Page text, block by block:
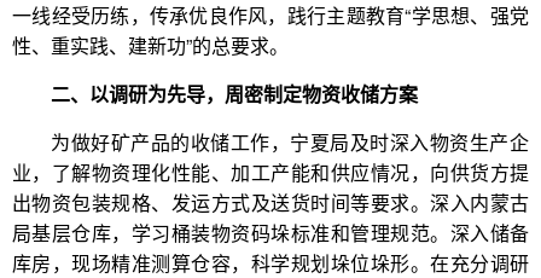
一线经受历练，传承优良作风，践行主题教育“学思想、强党
性、重实践、建新功”的总要求。
二、以调研为先导，周密制定物资收储方案
为做好矿产品的收储工作，宁夏局及时深入物资生产企
业，了解物资理化性能、加工产能和供应情况，向供货方提
出物资包装规格、发运方式及送货时间等要求。深入内蒙古
局基层仓库，学习桶装物资码垛标准和管理规范。深入储备
库房，现场精准测算仓容，科学规划垛位垛形。在充分调研